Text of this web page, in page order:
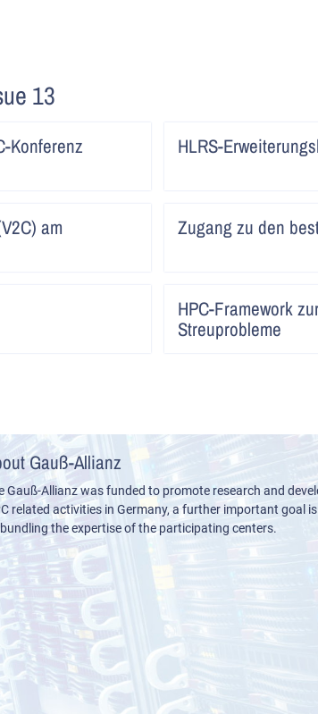
13
Konferenz HLRS-
am Zugang zu den
HPC-Framework
Streuprobleme
Gauß-Allianz
Gauß-Allianz was funded to promote research and
related activities in Germany, a further important goal
the expertise of the participating centers.